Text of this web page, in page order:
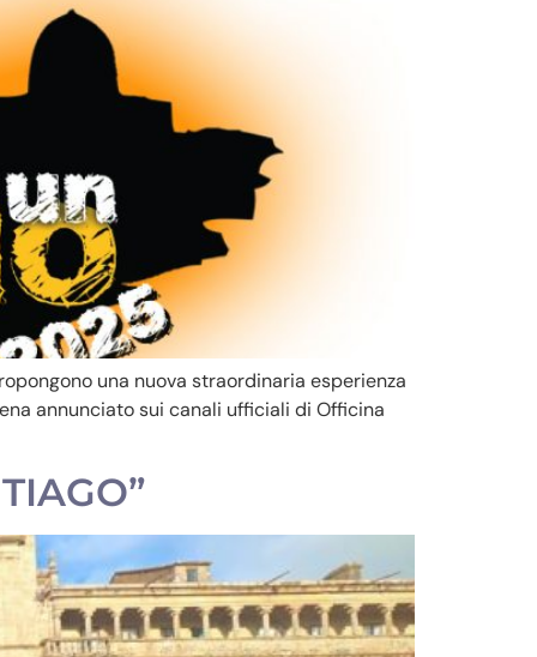
una nuova straordinaria esperienza
annunciato sui canali ufficiali di Officina